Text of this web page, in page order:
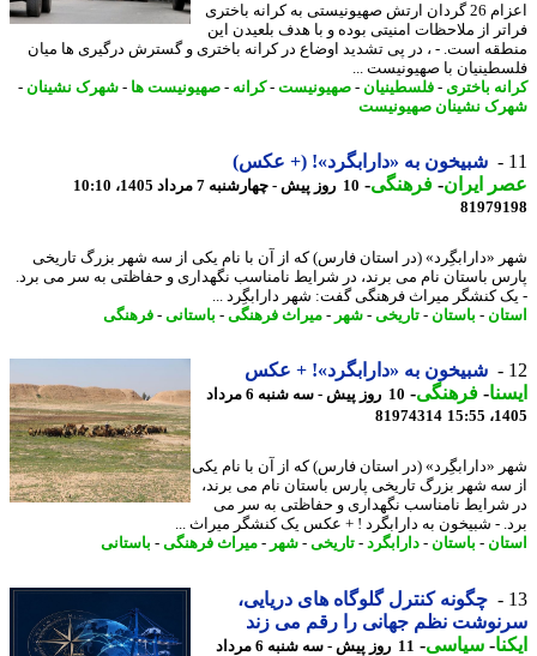
اعزام 26 گردان ارتش صهیونیستی به کرانه باختری
از ملاحظات امنیتی بوده و با هدف بلعیدن این
است. - ، در پی تشدید اوضاع در کرانه باختری و گسترش درگیری ها میان
با صهیونیست ...
باختری- فلسطینیان-صهیونیست-کرانه- صهیونیست ها- شهرک نشینان-
نشینان صهیونیست
شبیخون به «دارابگرد»! (+ عکس)
ایران- فرهنگی-10 روز پیش - چهارشنبه 7 مرداد 1405، 10:10
«دارابگِرد» (در استان فارس) که از آن با نام یکی از سه شهر بزرگ تاریخی
باستان نام می برند، در شرایط نامناسب نگهداری و حفاظتی به سر می برد.
کنشگر میراث فرهنگی گفت: شهر دارابگِرد ...
-باستان-تاریخی -شهر -میراث فرهنگی-باستانی-فرهنگی
شبیخون به «دارابگرد»! + عکس
-فرهنگی-
10 روز پیش - سه شنبه 6 مرداد
81974314
«دارابگِرد» (در استان فارس) که از آن با نام یکی
شهر بزرگ تاریخی پارس باستان نام می برند،
نامناسب نگهداری و حفاظتی به سر می
- شبیخون به دارابگرد ! + عکس یک کنشگر میراث ...
-باستان-دارابگرد -تاریخی -شهر -میراث فرهنگی-باستانی
چگونه کنترل گلوگاه های دریایی،
نظم جهانی را رقم می زند
-سیاسی-
11 روز پیش - سه شنبه 6 مرداد